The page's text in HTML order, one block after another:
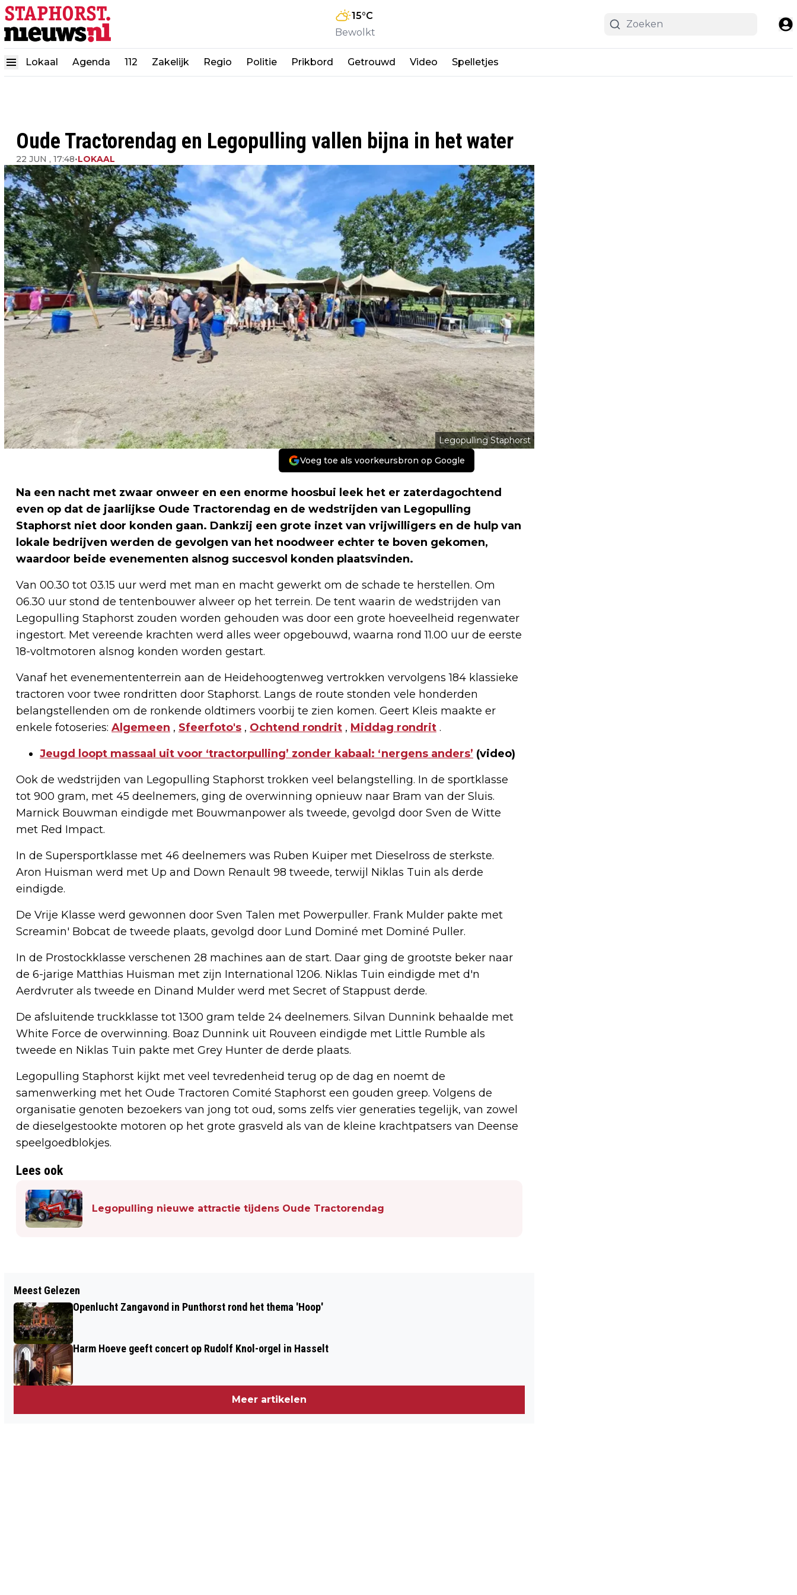
15°C
Bewolkt
Lokaal Agenda 112 Zakelijk Regio Politie Prikbord Getrouwd Video Spelletjes
Oude Tractorendag en Legopulling vallen bijna in het water
22 JUN , 17:48•LOKAAL
Legopulling Staphorst
Voeg toe als voorkeursbron op Google
Na een nacht met zwaar onweer en een enorme hoosbui leek het er zaterdagochtend
even op dat de jaarlijkse Oude Tractorendag en de wedstrijden van Legopulling
Staphorst niet door konden gaan. Dankzij een grote inzet van vrijwilligers en de hulp van
lokale bedrijven werden de gevolgen van het noodweer echter te boven gekomen,
waardoor beide evenementen alsnog succesvol konden plaatsvinden.
Van 00.30 tot 03.15 uur werd met man en macht gewerkt om de schade te herstellen. Om
06.30 uur stond de tentenbouwer alweer op het terrein. De tent waarin de wedstrijden van
Legopulling Staphorst zouden worden gehouden was door een grote hoeveelheid regenwater
ingestort. Met vereende krachten werd alles weer opgebouwd, waarna rond 11.00 uur de eerste
18-voltmotoren alsnog konden worden gestart.
Vanaf het evenemententerrein aan de Heidehoogtenweg vertrokken vervolgens 184 klassieke
tractoren voor twee rondritten door Staphorst. Langs de route stonden vele honderden
belangstellenden om de ronkende oldtimers voorbij te zien komen. Geert Kleis maakte er
enkele fotoseries: Algemeen , Sfeerfoto's , Ochtend rondrit , Middag rondrit .
Jeugd loopt massaal uit voor ‘tractorpulling’ zonder kabaal: ‘nergens anders’ (video)
Ook de wedstrijden van Legopulling Staphorst trokken veel belangstelling. In de sportklasse
tot 900 gram, met 45 deelnemers, ging de overwinning opnieuw naar Bram van der Sluis.
Marnick Bouwman eindigde met Bouwmanpower als tweede, gevolgd door Sven de Witte
met Red Impact.
In de Supersportklasse met 46 deelnemers was Ruben Kuiper met Dieselross de sterkste.
Aron Huisman werd met Up and Down Renault 98 tweede, terwijl Niklas Tuin als derde
eindigde.
De Vrije Klasse werd gewonnen door Sven Talen met Powerpuller. Frank Mulder pakte met
Screamin' Bobcat de tweede plaats, gevolgd door Lund Dominé met Dominé Puller.
In de Prostockklasse verschenen 28 machines aan de start. Daar ging de grootste beker naar
de 6-jarige Matthias Huisman met zijn International 1206. Niklas Tuin eindigde met d'n
Aerdvruter als tweede en Dinand Mulder werd met Secret of Stappust derde.
De afsluitende truckklasse tot 1300 gram telde 24 deelnemers. Silvan Dunnink behaalde met
White Force de overwinning. Boaz Dunnink uit Rouveen eindigde met Little Rumble als
tweede en Niklas Tuin pakte met Grey Hunter de derde plaats.
Legopulling Staphorst kijkt met veel tevredenheid terug op de dag en noemt de
samenwerking met het Oude Tractoren Comité Staphorst een gouden greep. Volgens de
organisatie genoten bezoekers van jong tot oud, soms zelfs vier generaties tegelijk, van zowel
de dieselgestookte motoren op het grote grasveld als van de kleine krachtpatsers van Deense
speelgoedblokjes.
Lees ook
Legopulling nieuwe attractie tijdens Oude Tractorendag
HAPPEN EN TRAPPEN LEVERT 5400
EURO OP VOOR STÉPHANOS
DIRECTEUR-BESTUURDER VAN DE CNS
Meest Gelezen
Openlucht Zangavond in Punthorst rond het thema 'Hoop'
Harm Hoeve geeft concert op Rudolf Knol-orgel in Hasselt
Meer artikelen